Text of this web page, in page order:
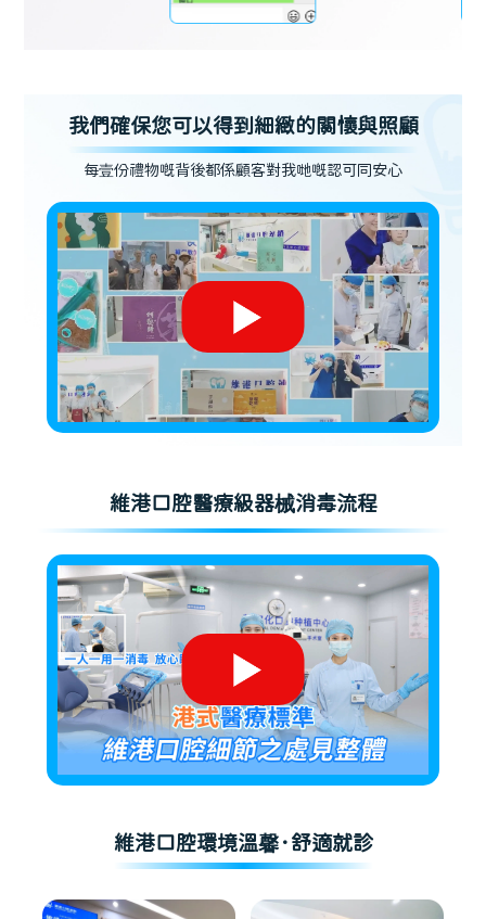
我們確保您可以得到細緻的關懷與照顧
每壹份禮物嘅背後都係顧客對我哋嘅認可同安心
維港口腔醫療級器械消毒流程
維港口腔環境溫馨·舒適就診